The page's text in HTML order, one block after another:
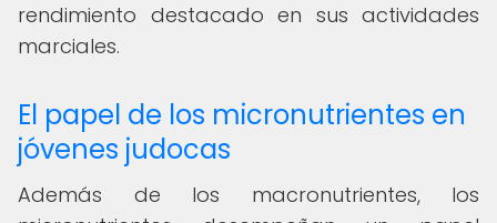
rendimiento destacado en sus actividades
marciales.
El papel de los micronutrientes en
jóvenes judocas
Además de los macronutrientes, los